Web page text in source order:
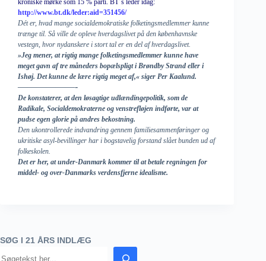
kroniske mørke som 15 % parti. BT´s leder idag:
http://www.bt.dk/leder:aid=351456/
Dét er, hvad mange socialdemokratiske folketingsmedlemmer kunne
trænge til. Så ville de opleve hverdagslivet på den københavnske
vestegn, hvor nydanskere i stort tal er en del af hverdagslivet.
»Jeg mener, at rigtig mange folketingsmedlemmer kunne have
meget gavn af tre måneders bopælspligt i Brøndby Strand eller i
Ishøj. Det kunne de lære rigtig meget af,« siger Per Kaalund.
——————-
De konstaterer, at den løsagtige udlændingepolitik, som de
Radikale, Socialdemokraterne og venstrefløjen indførte, var at
pudse egen glorie på andres bekostning.
Den ukontrollerede indvandring gennem familiesammenføringer og
ukritiske asyl-bevillinger har i bogstavelig forstand slået bunden ud af
folkeskolen.
Det er her, at under-Danmark kommer til at betale regningen for
middel- og over-Danmarks verdensfjerne idealisme.
SØG I 21 ÅRS INDLÆG